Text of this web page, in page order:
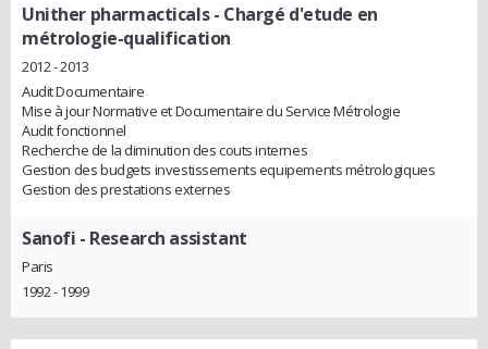
Unither pharmacticals- Chargé d'etude en
métrologie-qualification
2012 - 2013
Audit Documentaire
Mise à jour Normative et Documentaire du Service Métrologie
Audit fonctionnel
Recherche de la diminution des couts internes
Gestion des budgets investissements equipements métrologiques
Gestion des prestations externes
Sanofi - Research assistant
Paris
1992 - 1999